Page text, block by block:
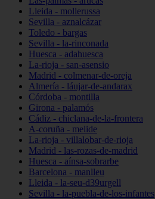
Lleida - mollerussa
Sevilla - aznalcázar
Toledo - bargas
Sevilla - la-rinconada
Huesca - adahuesca
La-rioja - san-asensio
Madrid - colmenar-de-oreja
Almería - láujar-de-andarax
Córdoba - montilla
Girona - palamós
Cádiz - chiclana-de-la-frontera
A-coruña - melide
La-rioja - villalobar-de-rioja
Madrid - las-rozas-de-madrid
Huesca - aínsa-sobrarbe
Barcelona - manlleu
Lleida - la-seu-d39urgell
Sevilla - la-puebla-de-los-infantes